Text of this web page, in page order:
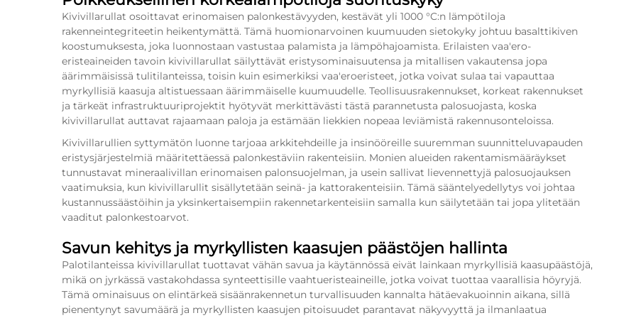
Kivivillarullat osoittavat erinomaisen palonkestävyyden, kestävät yli 1000 °C:n lämpötiloja
rakenneintegriteetin heikentymättä. Tämä huomionarvoinen kuumuuden sietokyky johtuu basalttikiven
koostumuksesta, joka luonnostaan vastustaa palamista ja lämpöhajoamista. Erilaisten vaa'ero-
eristeaineiden tavoin kivivillarullat säilyttävät eristysominaisuutensa ja mitallisen vakautensa jopa
äärimmäisissä tulitilanteissa, toisin kuin esimerkiksi vaa'eroeristeet, jotka voivat sulaa tai vapauttaa
myrkyllisiä kaasuja altistuessaan äärimmäiselle kuumuudelle. Teollisuusrakennukset, korkeat rakennukset
ja tärkeät infrastruktuuriprojektit hyötyvät merkittävästi tästä parannetusta palosuojasta, koska
kivivillarullat auttavat rajaamaan paloja ja estämään liekkien nopeaa leviämistä rakennusonteloissa.
Kivivillarullien syttymätön luonne tarjoaa arkkitehdeille ja insinööreille suuremman suunnitteluvapauden
eristysjärjestelmiä määritettäessä palonkestäviin rakenteisiin. Monien alueiden rakentamismääräykset
tunnustavat mineraalivillan erinomaisen palonsuojelman, ja usein sallivat lievennettyjä palosuojauksen
vaatimuksia, kun kivivillarullit sisällytetään seinä- ja kattorakenteisiin. Tämä sääntelyedellytys voi johtaa
kustannussäästöihin ja yksinkertaisempiin rakennetarkenteisiin samalla kun säilytetään tai jopa ylitetään
vaaditut palonkestoarvot.
Savun kehitys ja myrkyllisten kaasujen päästöjen hallinta
Palotilanteissa kivivillarullat tuottavat vähän savua ja käytännössä eivät lainkaan myrkyllisiä kaasupäästöjä,
mikä on jyrkässä vastakohdassa synteettisille vaahtueristeaineille, jotka voivat tuottaa vaarallisia höyryjä.
Tämä ominaisuus on elintärkeä sisäänrakennetun turvallisuuden kannalta hätäevakuoinnin aikana, sillä
pienentynyt savumäärä ja myrkyllisten kaasujen pitoisuudet parantavat näkyvyyttä ja ilmanlaatua